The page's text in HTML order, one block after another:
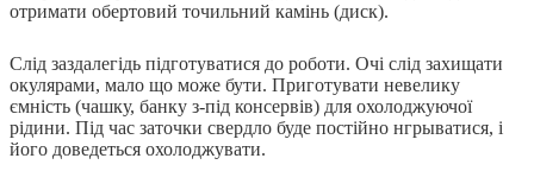
отримати обертовий точильний камінь (диск).
Слід заздалегідь підготуватися до роботи. Очі слід захищати
окулярами, мало що може бути. Приготувати невелику
ємність (чашку, банку з-під консервів) для охолоджуючої
рідини. Під час заточки свердло буде постійно нгрыватися, і
його доведеться охолоджувати.